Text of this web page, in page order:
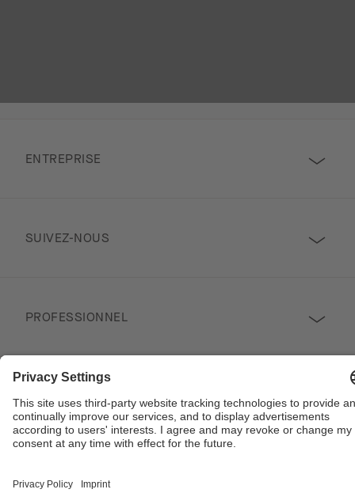
ENTREPRISE
SUIVEZ-NOUS
PROFESSIONNEL
Contact
Copyright © 2026 Poggenpohl. Tous droits réservés